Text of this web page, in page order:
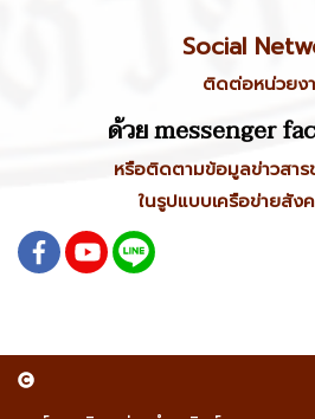
Social
ติดต่อหน่วยง
ด้วย messenger
หรือติดตามข้อมูลข่าวสา
ในรูปแบบเครือข่ายสัง